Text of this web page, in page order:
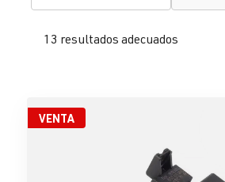
13 resultados adecuados
VENTA